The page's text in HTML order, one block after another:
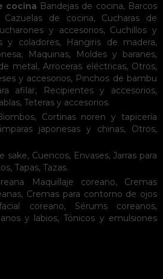
cocina Bandejas de cocina, Barcos
Cazuelas de cocina, Cucharas de
y accesorios, Cuchillos y
y coladores, Hangiris de madera,
, Maquinas, Moldes y baranes,
metal,Arroceras eléctricas, Otros,
y accesorios, Pinchos de bambu
afilar, Recipientes y accesorios,
, Teteras y accesorios.
, Cortinas noren y tapicería
japonesas y chinas, Otros,
sake, Cuencos, Envases,Jarras para
, Tapas, Tazas.
Maquillaje coreano, Cremas
, Cremas para contorno de ojos
coreano, Sérums coreanos,
y labios,Tónicos y emulsiones